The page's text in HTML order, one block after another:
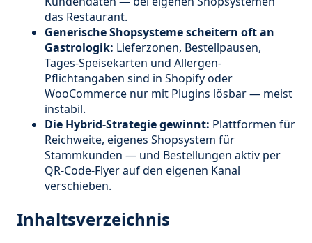
das Restaurant.
Generische Shopsysteme scheitern oft an
Gastrologik: Lieferzonen, Bestellpausen,
Tages-Speisekarten und Allergen-
Pflichtangaben sind in Shopify oder
WooCommerce nur mit Plugins lösbar — meist
instabil.
Die Hybrid-Strategie gewinnt: Plattformen für
Reichweite, eigenes Shopsystem für
Stammkunden — und Bestellungen aktiv per
QR-Code-Flyer auf den eigenen Kanal
verschieben.
Inhaltsverzeichnis